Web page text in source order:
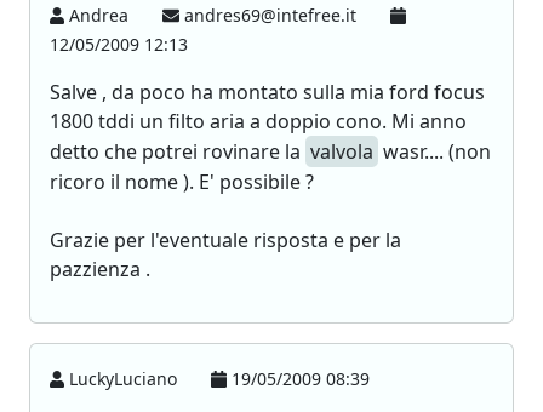
Andrea
andres69@intefree.it
12/05/2009 12:13
Salve , da poco ha montato sulla mia ford focus
1800 tddi un filto aria a doppio cono. Mi anno
detto che potrei rovinare la valvola wasr.... (non
ricoro il nome ). E' possibile ?
Grazie per l'eventuale risposta e per la
pazzienza .
LuckyLuciano 19/05/2009 08:39